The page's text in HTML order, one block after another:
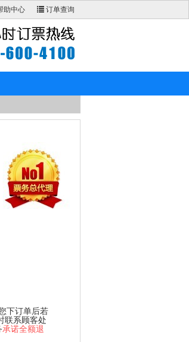
订单查询
助中心
下订单后若
联系顾客处
承诺全额退